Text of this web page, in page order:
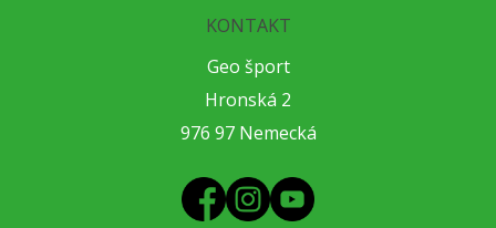
KONTAKT
Geo šport
Hronská 2
976 97 Nemecká